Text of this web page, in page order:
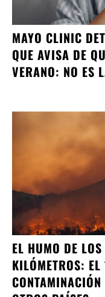
MAYO CLINIC
QUE AVISA DE
VERANO: NO ES
EL HUMO DE
KILÓMETROS: